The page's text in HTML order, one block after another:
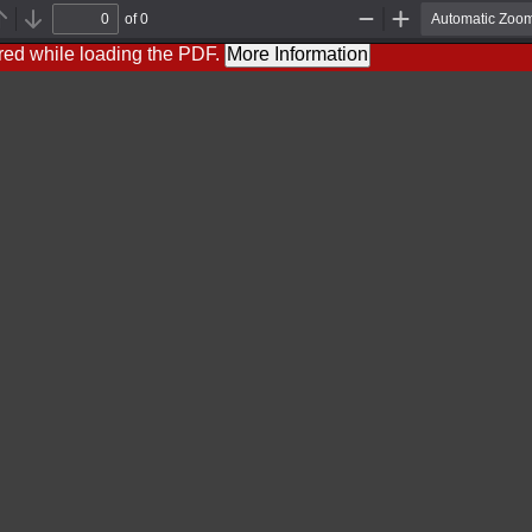
Previous
Next
of 0
Out
while loading the PDF. More Information